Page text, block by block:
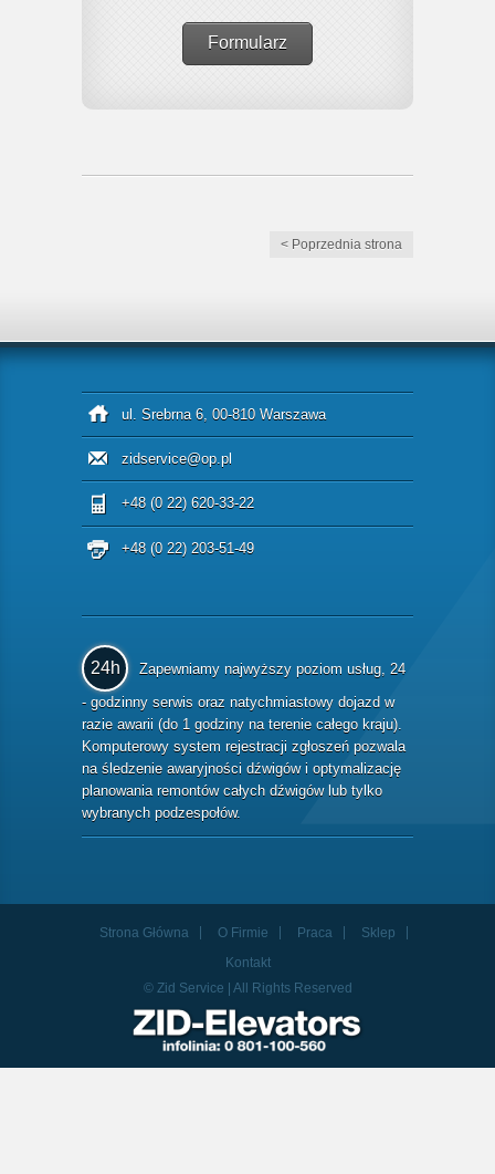
Formularz
< Poprzednia strona
ul. Srebrna 6, 00-810 Warszawa
zidservice@op.pl
+48 (0 22) 620-33-22
+48 (0 22) 203-51-49
24h
Zapewniamy najwyższy poziom usług, 24
- godzinny serwis oraz natychmiastowy dojazd w
razie awarii (do 1 godziny na terenie całego kraju).
Komputerowy system rejestracji zgłoszeń pozwala
na śledzenie awaryjności dźwigów i optymalizację
planowania remontów całych dźwigów lub tylko
wybranych podzespołów.
Strona Główna O Firmie Praca
Sklep
Kontakt
© Zid Service | All Rights Reserved